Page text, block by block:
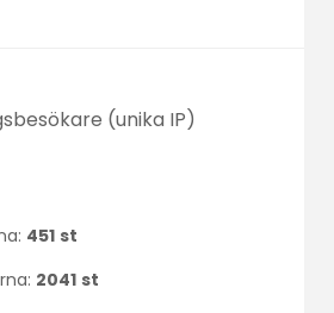
(unika IP)
451 st
2041 st